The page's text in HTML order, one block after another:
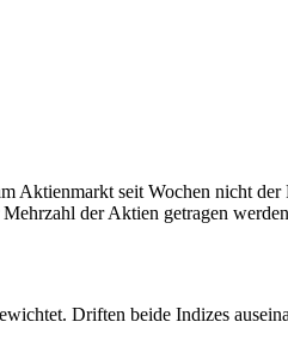
Aktienmarkt seit Wochen nicht
der Aktien getragen
Driften beide Indizes